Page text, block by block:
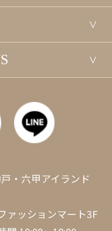
・六甲アイランド
ァッションマート3F